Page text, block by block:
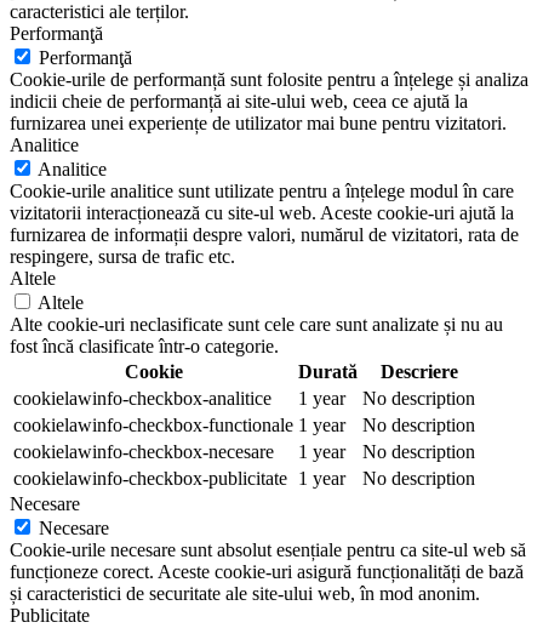
caracteristici ale terților.
Performanţă
Performanţă
Cookie-urile de performanță sunt folosite pentru a înțelege și analiza
indicii cheie de performanță ai site-ului web, ceea ce ajută la
furnizarea unei experiențe de utilizator mai bune pentru vizitatori.
Analitice
Analitice
Cookie-urile analitice sunt utilizate pentru a înțelege modul în care
vizitatorii interacționează cu site-ul web. Aceste cookie-uri ajută la
furnizarea de informații despre valori, numărul de vizitatori, rata de
respingere, sursa de trafic etc.
Altele
Altele
Alte cookie-uri neclasificate sunt cele care sunt analizate și nu au
fost încă clasificate într-o categorie.
Cookie
Durată
Descriere
cookielawinfo-checkbox-analitice
1 year
No description
cookielawinfo-checkbox-functionale 1 year
No description
cookielawinfo-checkbox-necesare
1 year
No description
cookielawinfo-checkbox-publicitate 1 year
No description
Necesare
Necesare
Cookie-urile necesare sunt absolut esențiale pentru ca site-ul web să
funcționeze corect. Aceste cookie-uri asigură funcționalități de bază
și caracteristici de securitate ale site-ului web, în mod anonim.
Publicitate